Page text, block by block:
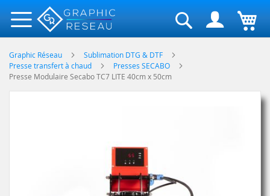
Rechercher
Graphic Réseau
Sublimation DTG & DTF
Presse transfert à chaud
Presses SECABO
Presse Modulaire Secabo TC7 LITE 40cm x 50cm